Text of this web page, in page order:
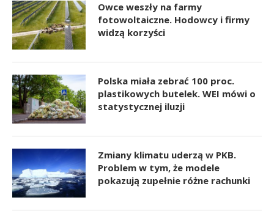
Owce weszły na farmy
fotowoltaiczne. Hodowcy i firmy
widzą korzyści
Polska miała zebrać 100 proc.
plastikowych butelek. WEI mówi o
statystycznej iluzji
Zmiany klimatu uderzą w PKB.
Problem w tym, że modele
pokazują zupełnie różne rachunki